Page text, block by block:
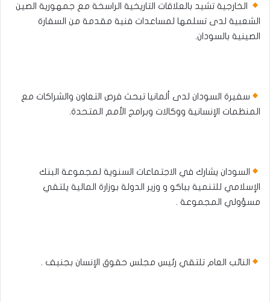
الخارجية تشيد بالعلاقات التاريخية الراسخة مع جمهورية الصين
الشعبية لدى تسلمها لمساعدات فنية مقدمة من السفارة
الصينية بالسودان.
سفيرة السودان لدى ألمانيا تبحث فرص التعاون والشراكات مع
المنظمات الإنسانية ووكالات وبرامج الأمم المتحدة.
السودان يشارك في الاجتماعات السنوية لمجموعة البنك
الإسلامي للتنمية بباكو و وزير الدولة بوزارة المالية يلتقي
مسؤولي المجموعة .
النائب العام تلتقي رئيس مجلس حقوق الإنسان بجنيف .